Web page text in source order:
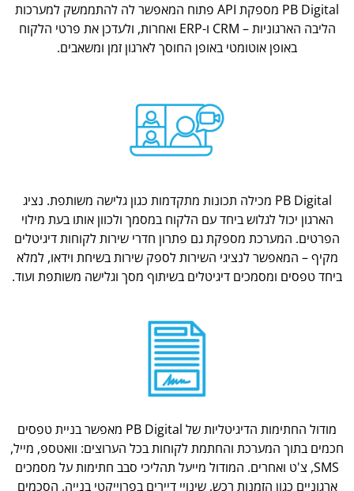
PB Digital מספקת API פתוח המאפשר לה להתממשק למערכות
הליבה הארגוניות – CRM ו-ERP ואחרות, ולעדכן את פרטי הלקוח
באופן אוטומטי באופן החוסך לארגון זמן ומשאבים.
PB Digital מכילה תכונות מתקדמות כגון גלישה משותפת. נציג
הארגון יכול לגלוש ביחד עם הלקוח במסמך ולכוון אותו בעת מילוי
הפרטים. המערכת מספקת גם פתרון חדרי שירות לקוחות דיגיטלים
מקיף – המאפשר לנציגי השירות לספק שירות בשיחת וידאו, למלא
ביחד טפסים ומסמכים דיגיטלים בשיתוף מסך וגלישה משותפת ועוד.
מודול החתימות הדיגיטליות של PB Digital מאפשר בניית טפסים
חכמים בתוך המערכת והחתמת לקוחות בכל הערוצים: וואטספ, מייל,
SMS, צ'ט ואחרים. המודול מייעל תהליכי סבב חתימות על מסמכים
ארגוניים כגון הזמנות רכש, שינויי דיירים בפרוייקטי בנייה, הסכמים